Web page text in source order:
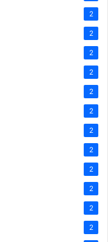
2
2
2
2
2
2
2
2
2
2
2
2